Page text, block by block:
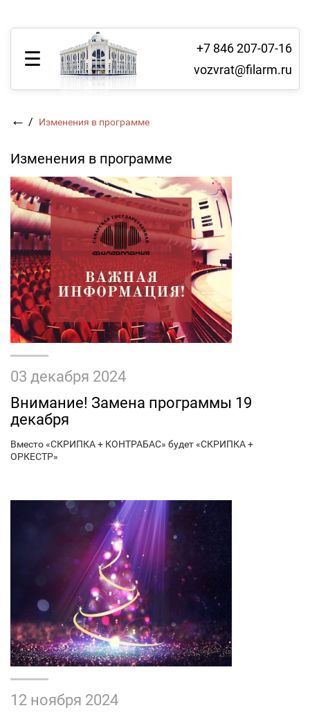
+7 846 207-07-16
vozvrat@filarm.ru
← / Изменения в программе
Изменения в программе
03 декабря 2024
Внимание! Замена программы 19
декабря
Вместо «СКРИПКА + КОНТРАБАС» будет «СКРИПКА +
ОРКЕСТР»
12 ноября 2024